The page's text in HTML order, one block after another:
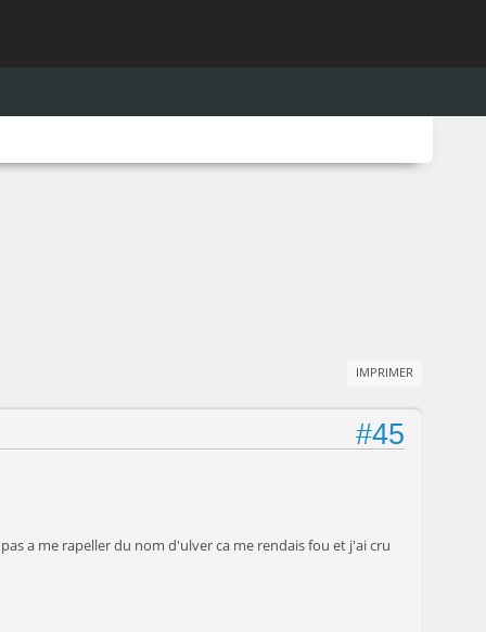
IMPRIMER
#45
a me rapeller du nom d'ulver ca me rendais fou et j'ai cru